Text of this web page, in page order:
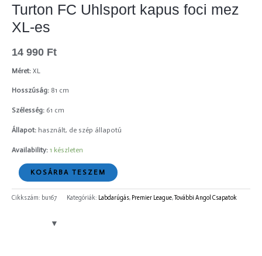
Turton FC Uhlsport kapus foci mez
XL-es
14 990 Ft
Méret: XL
Hosszúság: 81 cm
Szélesség: 61 cm
Állapot: használt, de szép állapotú
Availability: 1 készleten
KOSÁRBA TESZEM
Cikkszám: bu167 Kategóriák: Labdarúgás, Premier League,További Angol Csapatok